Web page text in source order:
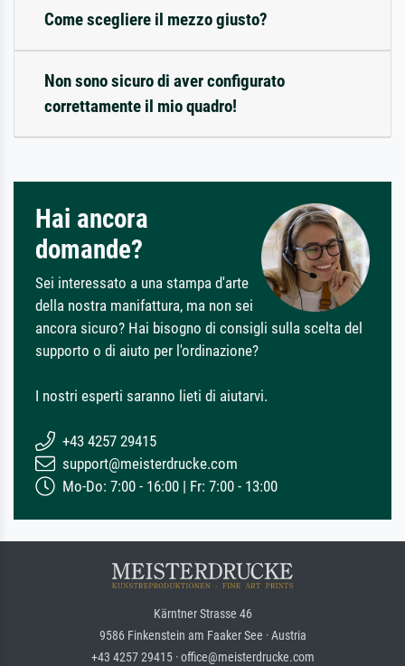
Come scegliere il mezzo giusto?
Non sono sicuro di aver configurato
correttamente il mio quadro!
Hai ancora
domande?
Sei interessato a una stampa d'arte
della nostra manifattura, ma non sei
ancora sicuro? Hai bisogno di consigli sulla scelta del
supporto o di aiuto per l'ordinazione?
I nostri esperti saranno lieti di aiutarvi.
+43 4257 29415
support@meisterdrucke.com
Mo-Do: 7:00 - 16:00 | Fr: 7:00 - 13:00
Kärntner Strasse 46
9586 Finkenstein am Faaker See · Austria
+43 4257 29415 · office@meisterdrucke.com